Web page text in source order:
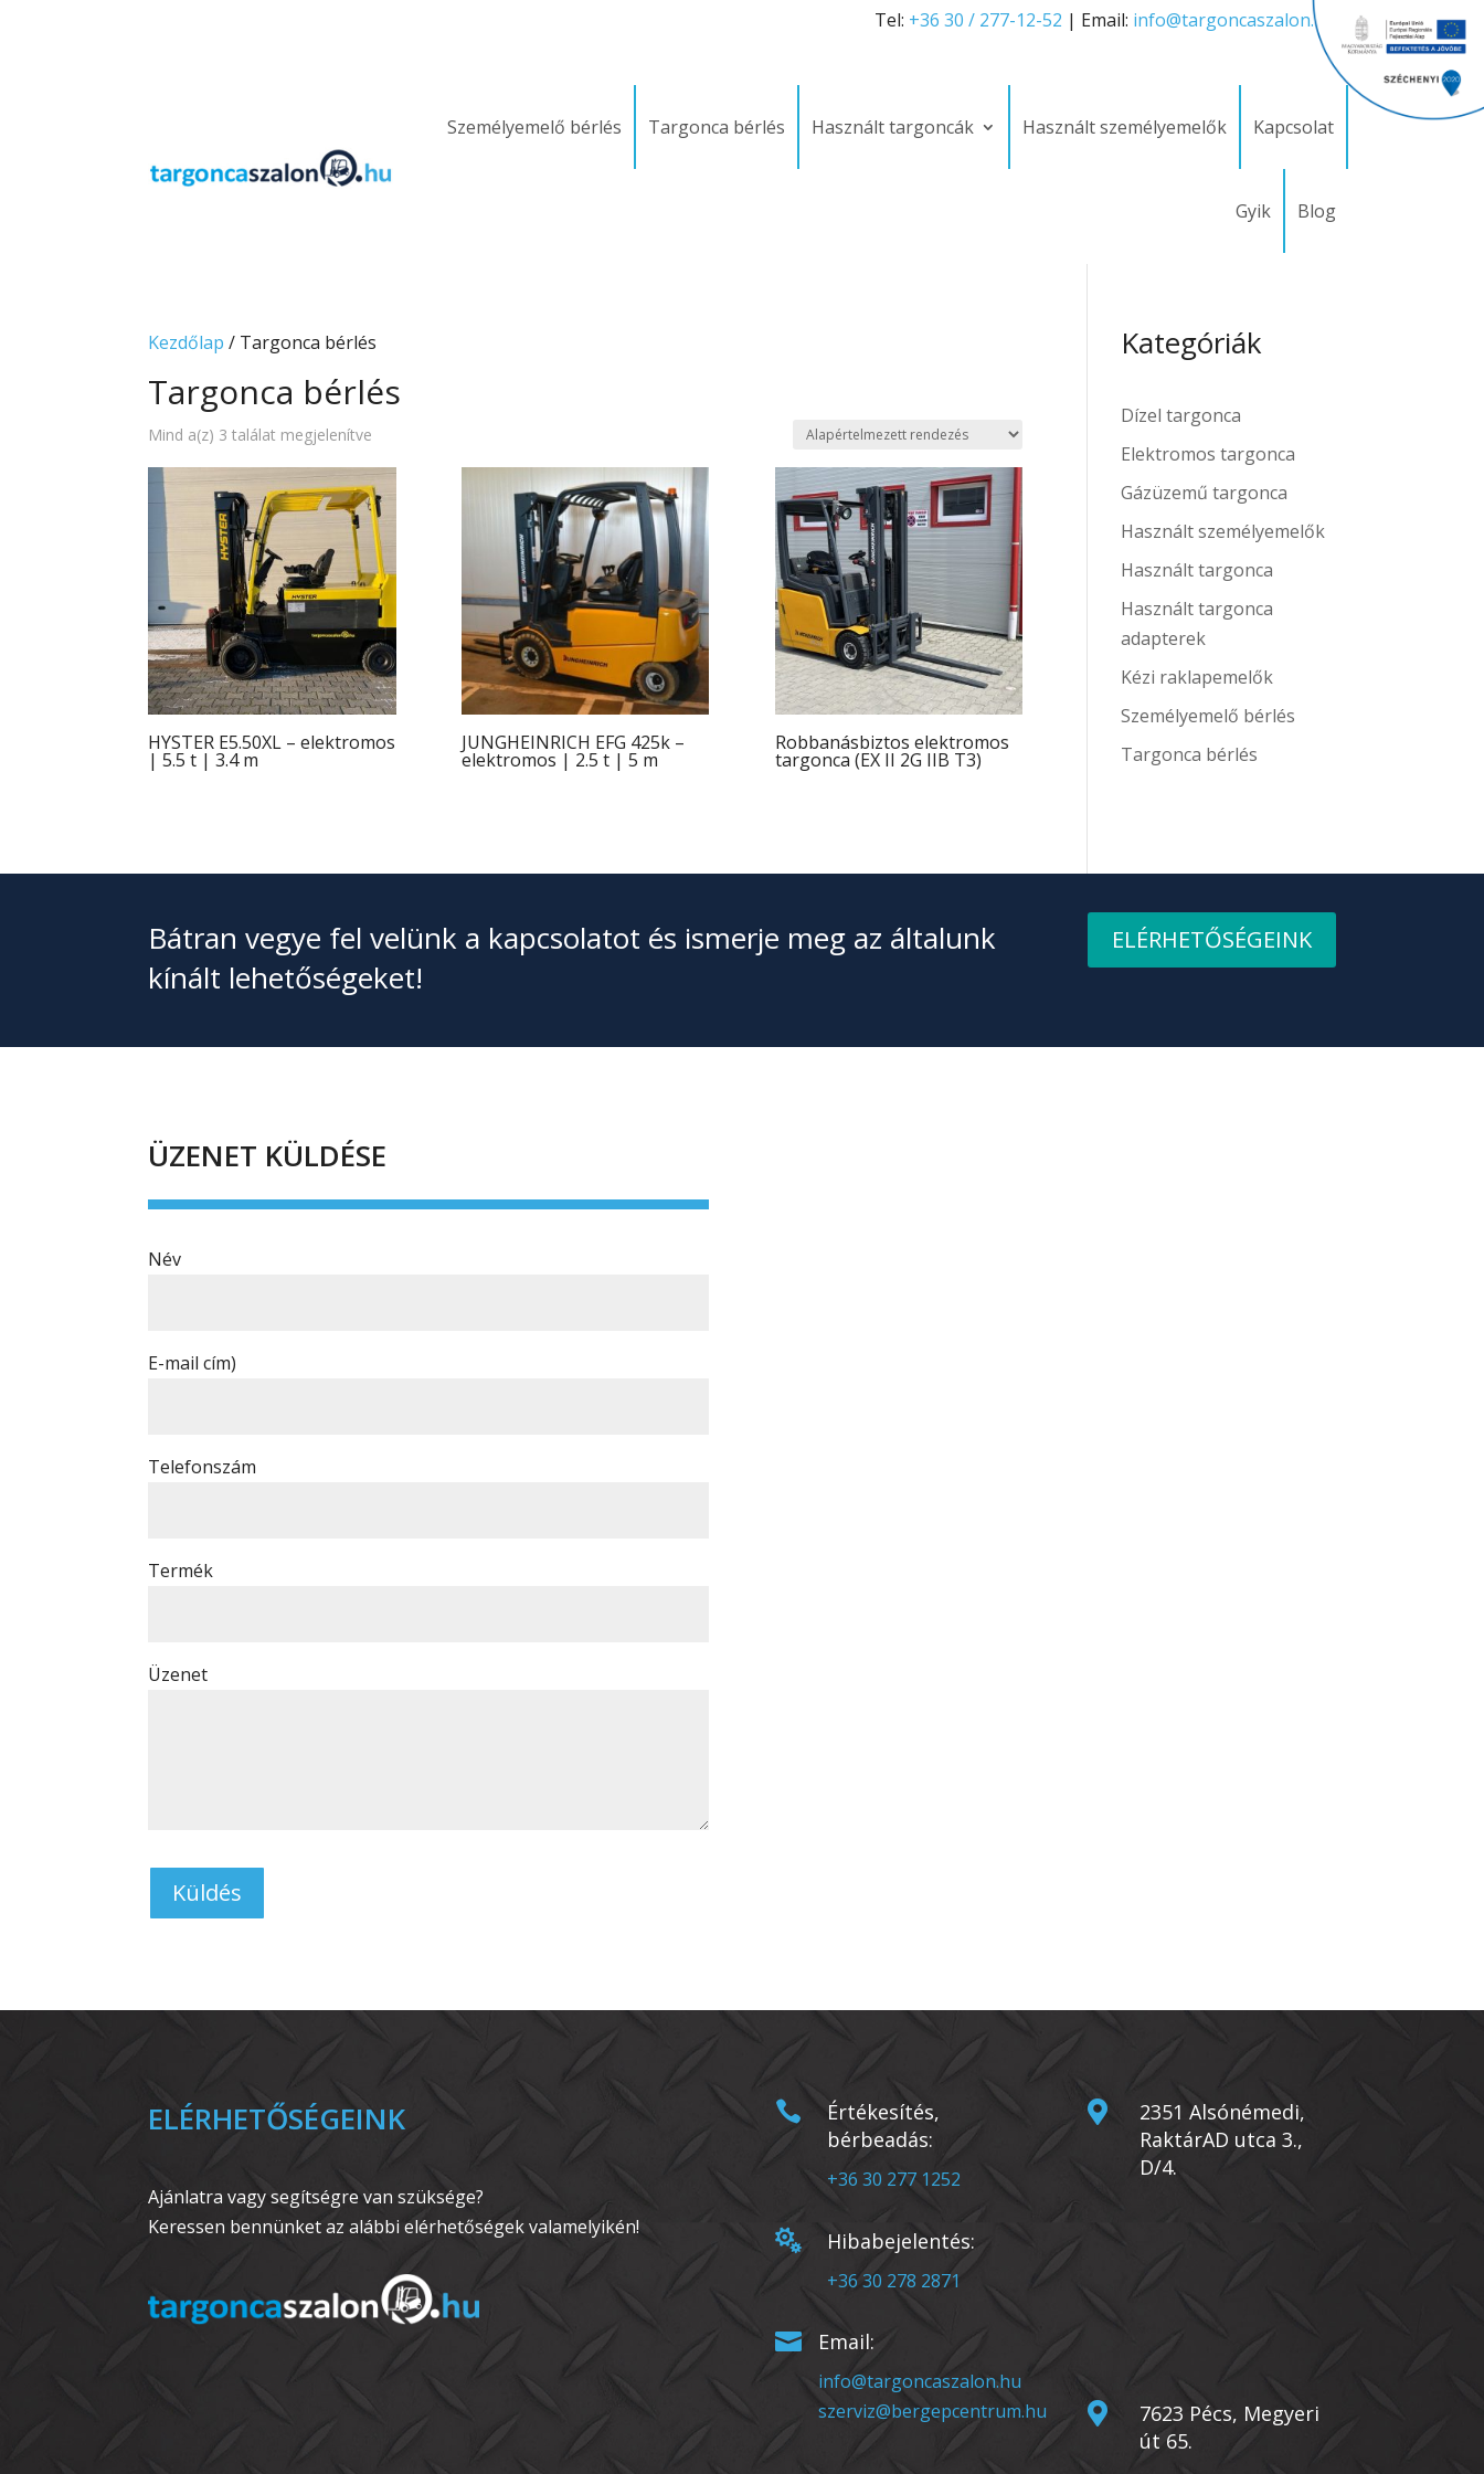
Tel: +36 30 / 277-12-52 | Email: info@targoncaszalon.hu
Személyemelő bérlés Targonca bérlés Használt targoncák Használt személyemelők Kapcsolat
Gyik Blog
Kezdőlap / Targonca bérlés
Targonca bérlés
Mind a(z) 3 találat megjelenítve
HYSTER E5.50XL – elektromos
| 5.5 t | 3.4 m
JUNGHEINRICH EFG 425k –
elektromos | 2.5 t | 5 m
Robbanásbiztos elektromos
targonca (EX II 2G IIB T3)
Kategóriák
Dízel targonca
Elektromos targonca
Gázüzemű targonca
Használt személyemelők
Használt targonca
Használt targonca
adapterek
Kézi raklapemelők
Személyemelő bérlés
Targonca bérlés
Bátran vegye fel velünk a kapcsolatot és ismerje meg az általunk
kínált lehetőségeket!
ELÉRHETŐSÉGEINK
ÜZENET KÜLDÉSE
Név
E-mail cím)
Telefonszám
Termék
Üzenet
ELÉRHETŐSÉGEINK
Ajánlatra vagy segítségre van szüksége?
Keressen bennünket az alábbi elérhetőségek valamelyikén!

Értékesítés,
bérbeadás:
+36 30 277 1252
 Hibabejelentés:
+36 30 278 2871
 Email:
info@targoncaszalon.hu
szerviz@bergepcentrum.hu

2351 Alsónémedi,
RaktárAD utca 3.,
D/4.

7623 Pécs, Megyeri
út 65.